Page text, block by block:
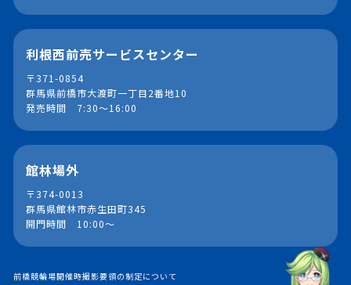
利根西前売サービスセンター
〒371-0854
群馬県前橋市大渡町一丁目2番地10
発売時間 7:30～16:00
館林場外
〒374-0013
群馬県館林市赤生田町345
開門時間 10:00～
前橋競輪場開催時撮影要領の制定について